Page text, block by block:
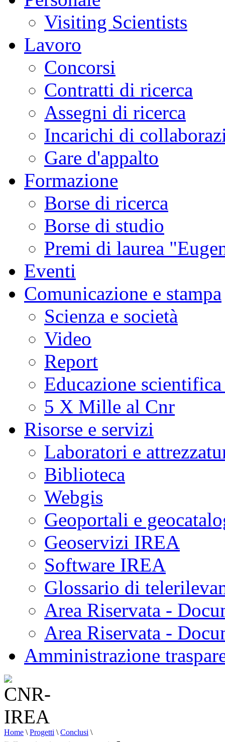
Visiting Scientists
Lavoro
Concorsi
Contratti di ricerca
Assegni di ricerca
Incarichi di
Gare d'appalto
Formazione
Borse di ricerca
Borse di studio
Premi di laurea
Eventi
Comunicazione e stampa
Scienza e società
Video
Report
Educazione
5 X Mille al Cnr
Risorse e servizi
Laboratori e
Biblioteca
Webgis
Geoportali e
Geoservizi IREA
Software IREA
Glossario di
Area Riservata -
Area Riservata -
Amministrazione
Home \ Progetti \ Conclusi \